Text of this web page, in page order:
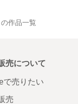
作品一覧
売について
で売りたい
売